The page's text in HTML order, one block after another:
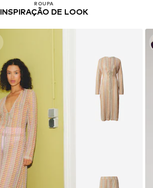
ROUPA
INSPIRAÇÃO DE LOOK